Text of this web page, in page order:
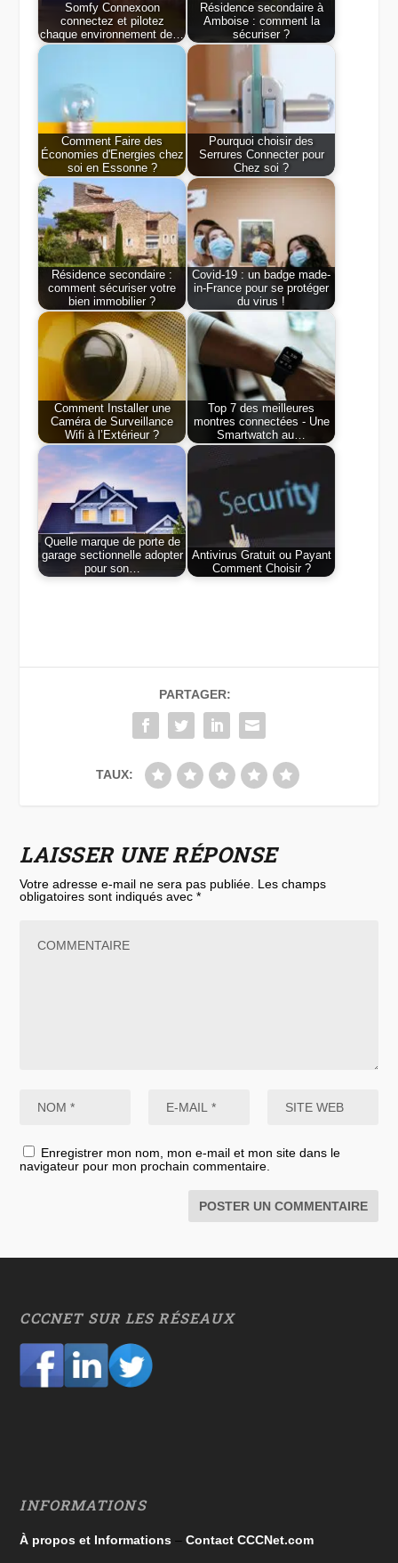
Somfy Connexoon
connectez et pilotez
chaque environnement de…
Résidence secondaire à
Amboise : comment la
sécuriser ?
Comment Faire des
Économies d'Energies chez
soi en Essonne ?
Pourquoi choisir des
Serrures Connecter pour
Chez soi ?
Résidence secondaire :
comment sécuriser votre
bien immobilier ?
Covid-19 : un badge made-
in-France pour se protéger
du virus !
Comment Installer une
Caméra de Surveillance
Wifi à l’Extérieur ?
Top 7 des meilleures
montres connectées - Une
Smartwatch au…
Quelle marque de porte de
garage sectionnelle adopter
pour son…
Antivirus Gratuit ou Payant
Comment Choisir ?
PARTAGER:
TAUX:
LAISSER UNE RÉPONSE
Votre adresse e-mail ne sera pas publiée. Les champs
obligatoires sont indiqués avec*
Enregistrer mon nom, mon e-mail et mon site dans le
navigateur pour mon prochain commentaire.
CCCNET SUR LES RÉSEAUX
INFORMATIONS
À propos et Informations –Contact CCCNet.com